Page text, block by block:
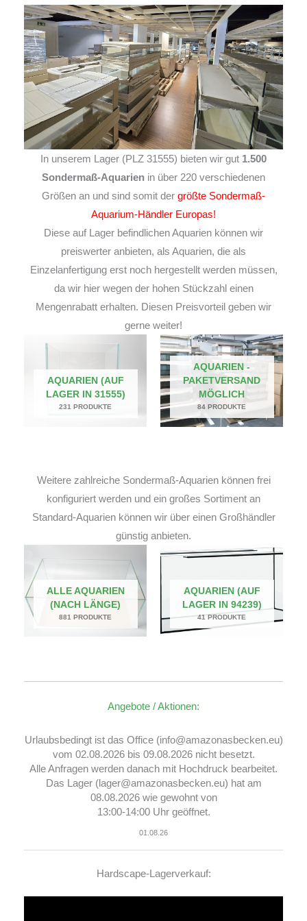
In unserem Lager (PLZ 31555) bieten wir gut 1.500
Sondermaß-Aquarien in über 220 verschiedenen
Größen an und sind somit der größte Sondermaß-
Aquarium-Händler Europas!
Diese auf Lager befindlichen Aquarien können wir
preiswerter anbieten, als Aquarien, die als
Einzelanfertigung erst noch hergestellt werden müssen,
da wir hier wegen der hohen Stückzahl einen
Mengenrabatt erhalten. Diesen Preisvorteil geben wir
gerne weiter!
AQUARIEN (AUF
LAGER IN 31555)
231 PRODUKTE
AQUARIEN -
PAKETVERSAND
MÖGLICH
84 PRODUKTE
Weitere zahlreiche Sondermaß-Aquarien können frei
konfiguriert werden und ein großes Sortiment an
Standard-Aquarien können wir über einen Großhändler
günstig anbieten.
ALLE AQUARIEN
(NACH LÄNGE)
881 PRODUKTE
AQUARIEN (AUF
LAGER IN 94239)
41 PRODUKTE
Angebote / Aktionen:
Urlaubsbedingt ist das Office (info@amazonasbecken.eu)
vom 02.08.2026 bis 09.08.2026 nicht besetzt.
Alle Anfragen werden danach mit Hochdruck bearbeitet.
Das Lager (lager@amazonasbecken.eu) hat am
08.08.2026 wie gewohnt von
13:00-14:00 Uhr geöffnet.
01.08.26
Hardscape-Lagerverkauf: